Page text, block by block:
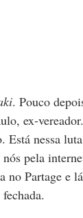
. Pouco
ex-
nessa
pela
no Partage e